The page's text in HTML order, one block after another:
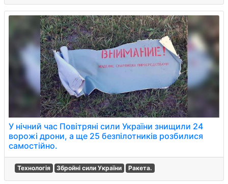
У нічний час Повітряні сили України знищили 24
ворожі дрони, а ще 25 безпілотників розбилися
самостійно.
Технологія Збройні сили України Ракета.